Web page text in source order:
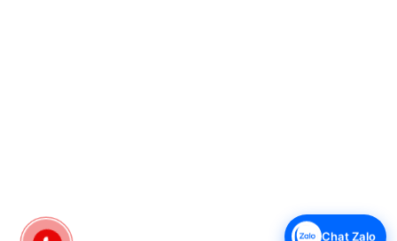
và chống cháy khét thức ăn.
Chat Zalo